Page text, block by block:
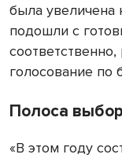
была увеличена
подошли с
соответственно,
голосование по
Полоса
«В этом году